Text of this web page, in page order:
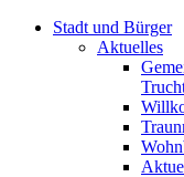
Stadt und Bürger
Aktuelles